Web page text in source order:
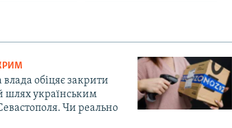
влада обіцяє закрити
шлях українським
Чи реально